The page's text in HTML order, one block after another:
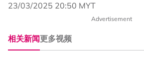
23/03/2025 20:50 MYT
Advertisement
相关新闻更多视频